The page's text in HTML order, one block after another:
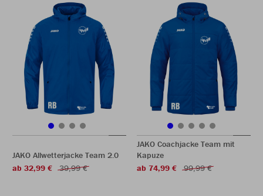
JAKO Allwetterjacke Team 2.0
ab 32,99 €
39,99 €
JAKO Coachjacke Team mit
Kapuze
ab 74,99 €
99,99 €